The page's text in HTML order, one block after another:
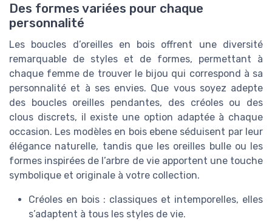
Des formes variées pour chaque
personnalité
Les boucles d’oreilles en bois offrent une diversité
remarquable de styles et de formes, permettant à
chaque femme de trouver le bijou qui correspond à sa
personnalité et à ses envies. Que vous soyez adepte
des boucles oreilles pendantes, des créoles ou des
clous discrets, il existe une option adaptée à chaque
occasion. Les modèles en bois ebene séduisent par leur
élégance naturelle, tandis que les oreilles bulle ou les
formes inspirées de l’arbre de vie apportent une touche
symbolique et originale à votre collection.
Créoles en bois : classiques et intemporelles, elles
s’adaptent à tous les styles de vie.